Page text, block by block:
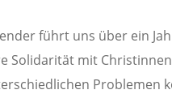
führt uns über ein
Solidarität mit
Problemen